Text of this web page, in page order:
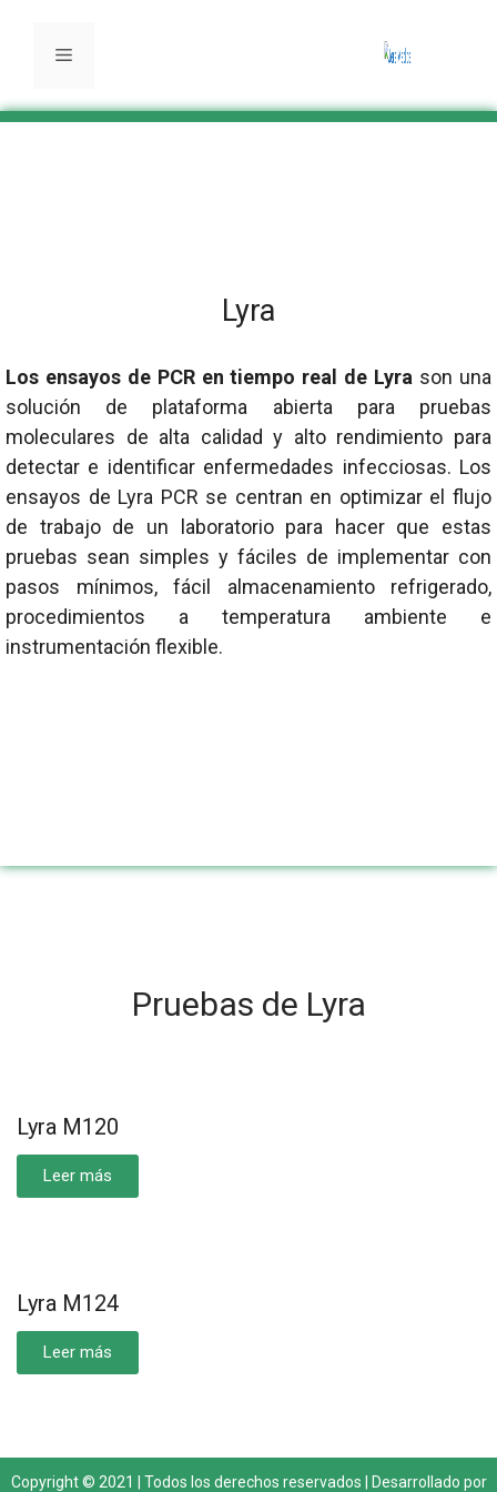
Lyra
Los ensayos de PCR en tiempo real de Lyra son una
solución de plataforma abierta para pruebas
moleculares de alta calidad y alto rendimiento para
detectar e identificar enfermedades infecciosas. Los
ensayos de Lyra PCR se centran en optimizar el flujo
de trabajo de un laboratorio para hacer que estas
pruebas sean simples y fáciles de implementar con
pasos mínimos, fácil almacenamiento refrigerado,
procedimientos a temperatura ambiente e
instrumentación flexible.
Pruebas de Lyra
Lyra M120
Leer más
Lyra M124
Leer más
Copyright © 2021 | Todos los derechos reservados | Desarrollado por